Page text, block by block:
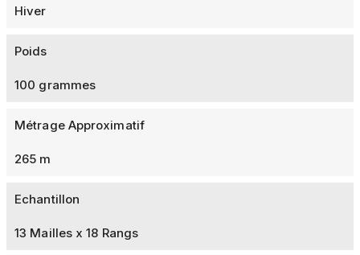
Hiver
Poids
100 grammes
Métrage Approximatif
265 m
Echantillon
13 Mailles x 18 Rangs